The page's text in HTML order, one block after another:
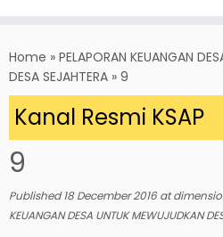
to
content
Home » PELAPORAN KEUANGAN
DESA SEJAHTERA » 9
Resmi KSAP
9
Published 18 December 2016at
KEUANGAN DESA UNTUK MEWUJUDKAN